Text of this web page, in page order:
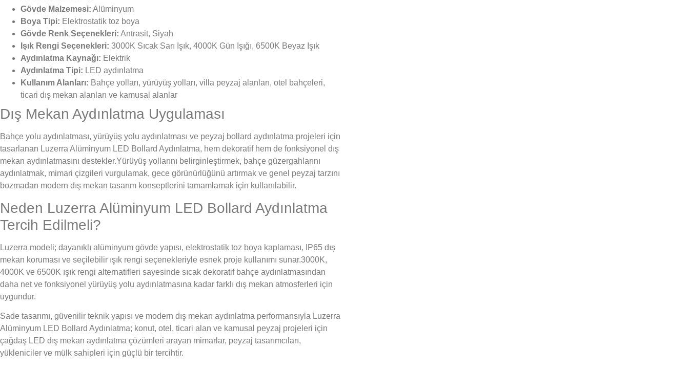
Gövde Malzemesi: Alüminyum
Boya Tipi: Elektrostatik toz boya
Gövde Renk Seçenekleri: Antrasit, Siyah
Işık Rengi Seçenekleri: 3000K Sıcak Sarı Işık, 4000K Gün Işığı, 6500K Beyaz Işık
Aydınlatma Kaynağı: Elektrik
Aydınlatma Tipi: LED aydınlatma
Kullanım Alanları: Bahçe yolları, yürüyüş yolları, villa peyzaj alanları, otel bahçeleri,
ticari dış mekan alanları ve kamusal alanlar
Dış Mekan Aydınlatma Uygulaması
Bahçe yolu aydınlatması, yürüyüş yolu aydınlatması ve peyzaj bollard aydınlatma projeleri için
tasarlanan Luzerra Alüminyum LED Bollard Aydınlatma, hem dekoratif hem de fonksiyonel dış
mekan aydınlatmasını destekler.Yürüyüş yollarını belirginleştirmek, bahçe güzergahlarını
aydınlatmak, mimari çizgileri vurgulamak, gece görünürlüğünü artırmak ve genel peyzaj tarzını
bozmadan modern dış mekan tasarım konseptlerini tamamlamak için kullanılabilir.
Neden Luzerra Alüminyum LED Bollard Aydınlatma
Tercih Edilmeli?
Luzerra modeli; dayanıklı alüminyum gövde yapısı, elektrostatik toz boya kaplaması, IP65 dış
mekan koruması ve seçilebilir ışık rengi seçenekleriyle esnek proje kullanımı sunar.3000K,
4000K ve 6500K ışık rengi alternatifleri sayesinde sıcak dekoratif bahçe aydınlatmasından
daha net ve fonksiyonel yürüyüş yolu aydınlatmasına kadar farklı dış mekan atmosferleri için
uygundur.
Sade tasarımı, güvenilir teknik yapısı ve modern dış mekan aydınlatma performansıyla Luzerra
Alüminyum LED Bollard Aydınlatma; konut, otel, ticari alan ve kamusal peyzaj projeleri için
çağdaş LED dış mekan aydınlatma çözümleri arayan mimarlar, peyzaj tasarımcıları,
yükleniciler ve mülk sahipleri için güçlü bir tercihtir.